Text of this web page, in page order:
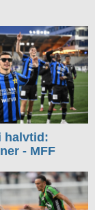
halvtid:
- MFF